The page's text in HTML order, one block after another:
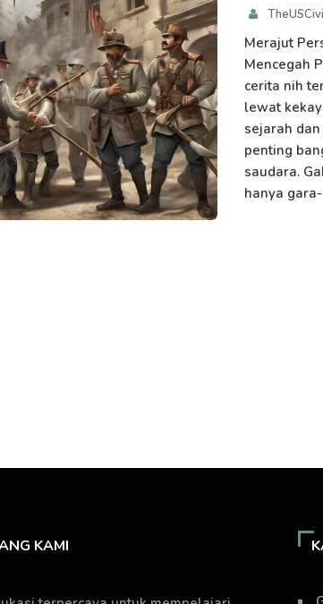
Merajut
Mencegah
cerita nih
lewat
sejarah
penting
saudara.
hanya
KAMI